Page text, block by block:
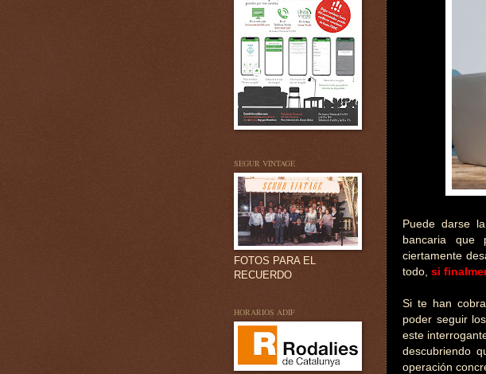
Puede darse
bancaria que
ciertamente
todo, si
Si te han
poder seguir
este
descubriendo
operación
SEGUR VINTAGE
FOTOS PARA EL
RECUERDO
HORARIOS ADIF